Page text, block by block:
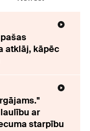
atklāj, kāpēc
ar
starpību